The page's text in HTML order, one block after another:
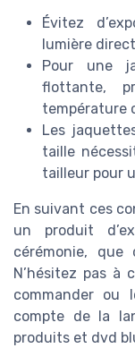
Évitez
lumière
Pour une
flottante,
température
Les
taille
tailleur pour
En suivant ces
un produit
cérémonie,
N’hésitez pas à
commander ou
compte de la
produits et dvd